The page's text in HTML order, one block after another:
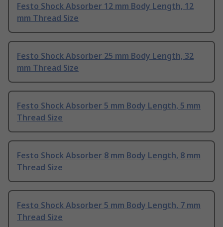
Festo Shock Absorber 12 mm Body Length, 12
mm Thread Size
Festo Shock Absorber 25 mm Body Length, 32
mm Thread Size
Festo Shock Absorber 5 mm Body Length, 5 mm
Thread Size
Festo Shock Absorber 8 mm Body Length, 8 mm
Thread Size
Festo Shock Absorber 5 mm Body Length, 7 mm
Thread Size